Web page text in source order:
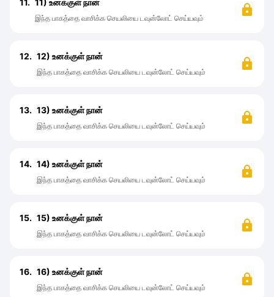
11. 11) உனக்குள் நான்
இந்த பாகத்தை வாசிக்க செயலியை டவுன்லோட் செய்யவும்
12. 12) உனக்குள் நான்
இந்த பாகத்தை வாசிக்க செயலியை டவுன்லோட் செய்யவும்
13. 13) உனக்குள் நான்
இந்த பாகத்தை வாசிக்க செயலியை டவுன்லோட் செய்யவும்
14. 14) உனக்குள் நான்
இந்த பாகத்தை வாசிக்க செயலியை டவுன்லோட் செய்யவும்
15. 15) உனக்குள் நான்
இந்த பாகத்தை வாசிக்க செயலியை டவுன்லோட் செய்யவும்
16. 16) உனக்குள் நான்
இந்த பாகத்தை வாசிக்க செயலியை டவுன்லோட் செய்யவும்